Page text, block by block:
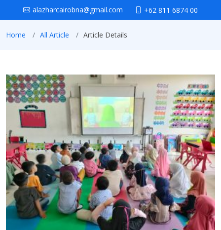
alazharcairobna@gmail.com +62 811 6874 00
Home All Article Article Details